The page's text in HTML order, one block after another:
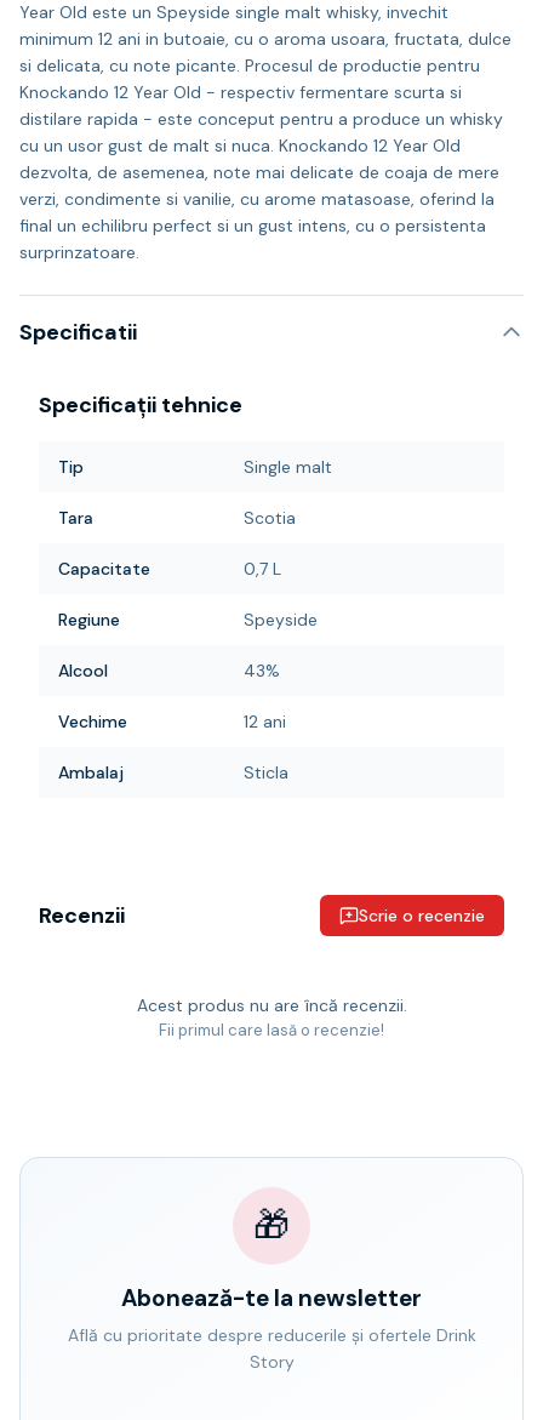
Year Old este un Speyside single malt whisky, invechit
minimum 12 ani in butoaie, cu o aroma usoara, fructata, dulce
si delicata, cu note picante. Procesul de productie pentru
Knockando 12 Year Old - respectiv fermentare scurta si
distilare rapida - este conceput pentru a produce un whisky
cu un usor gust de malt si nuca. Knockando 12 Year Old
dezvolta, de asemenea, note mai delicate de coaja de mere
verzi, condimente si vanilie, cu arome matasoase, oferind la
final un echilibru perfect si un gust intens, cu o persistenta
surprinzatoare.
Specificatii
Specificații tehnice
Tip Single malt
Tara Scotia
Capacitate 0,7 L
Regiune Speyside
Alcool 43%
Vechime 12 ani
Ambalaj Sticla
Recenzii Scrie o recenzie
Acest produs nu are încă recenzii.
Fii primul care lasă o recenzie!
🎁
Abonează-te la newsletter
Află cu prioritate despre reducerile și ofertele Drink
Story